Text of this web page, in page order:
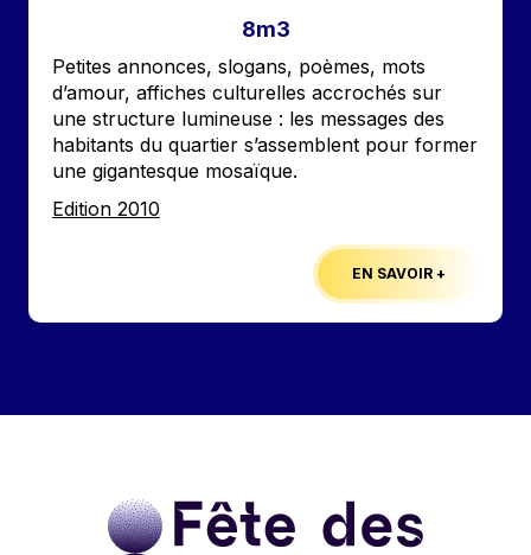
8m3
Accroche
Petites annonces, slogans, poèmes, mots
d’amour, affiches culturelles accrochés sur
une structure lumineuse : les messages des
habitants du quartier s’assemblent pour former
une gigantesque mosaïque.
Edition
Edition 2010
EN SAVOIR +